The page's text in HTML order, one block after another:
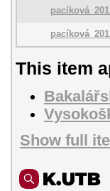
This item
Show full